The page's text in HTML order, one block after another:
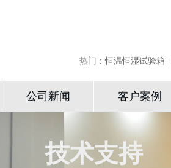
热门 ：恒温恒湿试验箱
公司新闻 客户案例
技术支持